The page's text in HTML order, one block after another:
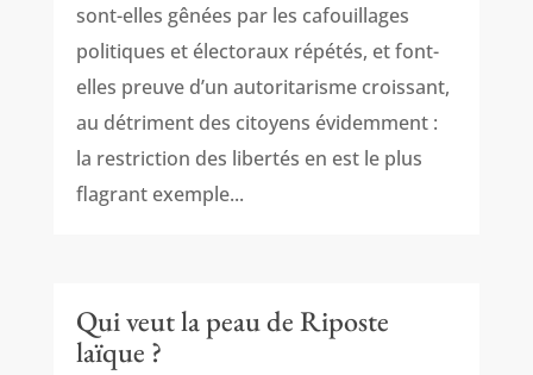
sont-elles gênées par les cafouillages
politiques et électoraux répétés, et font-
elles preuve d’un autoritarisme croissant,
au détriment des citoyens évidemment :
la restriction des libertés en est le plus
flagrant exemple...
Qui veut la peau de Riposte
laïque ?